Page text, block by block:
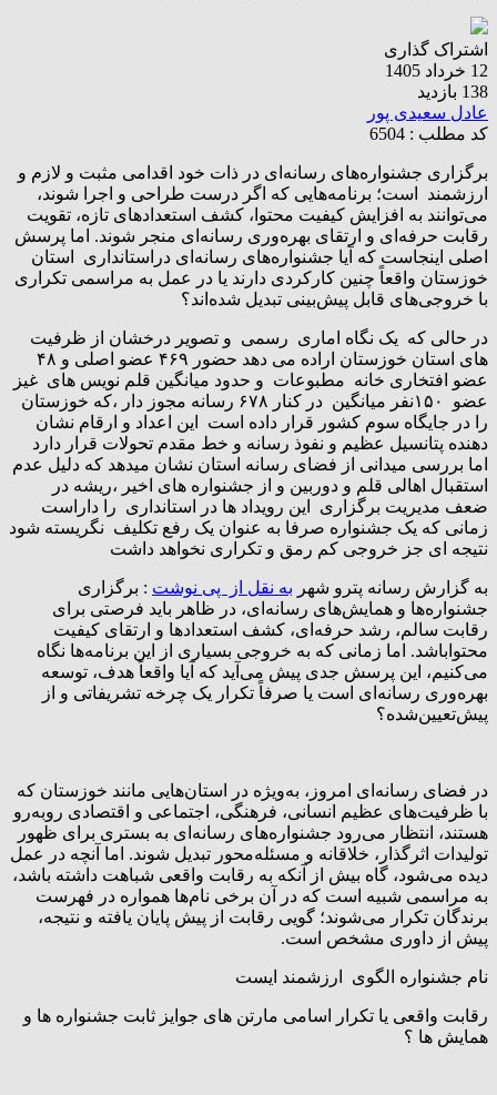
اشتراک گذاری
12 خرداد 1405
138 بازدید
عادل سعیدی پور
کد مطلب : 6504
برگزاری جشنواره‌های رسانه‌ای در ذات خود اقدامی مثبت و لازم و
ارزشمند است؛ برنامه‌هایی که اگر درست طراحی و اجرا شوند،
می‌توانند به افزایش کیفیت محتوا، کشف استعدادهای تازه، تقویت
رقابت حرفه‌ای و ارتقای بهره‌وری رسانه‌ای منجر شوند. اما پرسش
اصلی اینجاست که آیا جشنواره‌های رسانه‌ای دراستانداری استان
خوزستان واقعاً چنین کارکردی دارند یا در عمل به مراسمی تکراری
با خروجی‌های قابل پیش‌بینی تبدیل شده‌اند؟
در حالی که یک نگاه اماری رسمی و تصویر درخشان از ظرفیت
های استان خوزستان اراده می دهد حضور ۴۶۹ عضو اصلی و ۴۸
عضو افتخاری خانه مطبوعات و حدود میانگین قلم نویس های غیز
عضو ۱۵۰نفر میانگین در کنار ۶۷۸ رسانه مجوز دار ،که خوزستان
را در جایگاه سوم کشور قرار داده است این اعداد و ارقام نشان
دهنده پتانسیل عظیم و نفوذ رسانه و خط مقدم تحولات قرار دارد
اما بررسی میدانی از فضای رسانه استان نشان میدهد که دلیل عدم
استقبال اهالی قلم و دوربین و از جشنواره های اخیر ،ریشه در
ضعف مدیریت برگزاری این رویداد ها در استانداری را داراست
زمانی که یک جشنواره صرفا به عنوان یک رفع تکلیف نگریسته شود
نتیجه ای جز خروجی کم رمق و تکراری نخواهد داشت
به گزارش رسانه پترو شهر به نقل از پی نوشت : برگزاری
جشنواره‌ها و همایش‌های رسانه‌ای، در ظاهر باید فرصتی برای
رقابت سالم، رشد حرفه‌ای، کشف استعدادها و ارتقای کیفیت
محتواباشد. اما زمانی که به خروجی بسیاری از این برنامه‌ها نگاه
می‌کنیم، این پرسش جدی پیش می‌آید که آیا واقعاً هدف، توسعه
بهره‌وری رسانه‌ای است یا صرفاً تکرار یک چرخه تشریفاتی و از
پیش‌تعیین‌شده؟
در فضای رسانه‌ای امروز، به‌ویژه در استان‌هایی مانند خوزستان که
با ظرفیت‌های عظیم انسانی، فرهنگی، اجتماعی و اقتصادی روبه‌رو
هستند، انتظار می‌رود جشنواره‌های رسانه‌ای به بستری برای ظهور
تولیدات اثرگذار، خلاقانه و مسئله‌محور تبدیل شوند. اما آنچه در عمل
دیده می‌شود، گاه بیش از آنکه به رقابت واقعی شباهت داشته باشد،
به مراسمی شبیه است که در آن برخی نام‌ها همواره در فهرست
برندگان تکرار می‌شوند؛ گویی رقابت از پیش پایان یافته و نتیجه،
پیش از داوری مشخص است.
نام جشنواره الگوی ارزشمند ایست
رقابت واقعی یا تکرار اسامی مارتن های جوایز ثابت جشنواره ها و
همایش ها ؟